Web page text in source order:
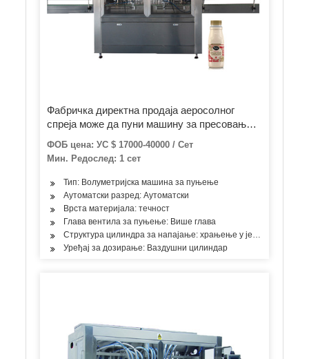
Фабричка директна продаја аеросолног
спреја може да пуни машину за пресовање и
ФОБ цена: УС $ 17000-40000 / Сет
Мин. Редослед: 1 сет
Тип: Волуметријска машина за пуњење
Аутоматски разред: Аутоматски
Врста материјала: течност
Глава вентила за пуњење: Више глава
Структура цилиндра за напајање: храњење у једној соби
Уређај за дозирање: Ваздушни цилиндар